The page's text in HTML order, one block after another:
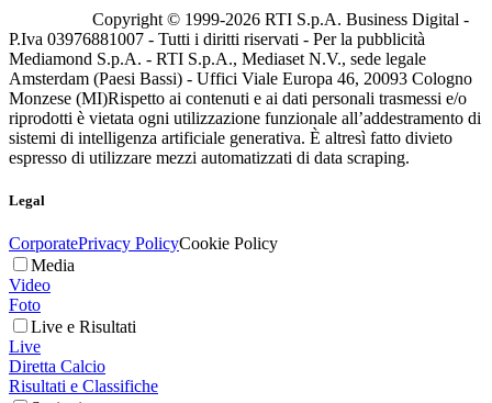
Copyright © 1999-2026 RTI S.p.A. Business Digital -
P.Iva 03976881007 - Tutti i diritti riservati - Per la pubblicità
Mediamond S.p.A. - RTI S.p.A., Mediaset N.V., sede legale
Amsterdam (Paesi Bassi) - Uffici Viale Europa 46, 20093 Cologno
Monzese (MI)Rispetto ai contenuti e ai dati personali trasmessi e/o
riprodotti è vietata ogni utilizzazione funzionale all’addestramento di
sistemi di intelligenza artificiale generativa. È altresì fatto divieto
espresso di utilizzare mezzi automatizzati di data scraping.
Legal
CorporatePrivacy PolicyCookie Policy
Media
Video
Foto
Live e Risultati
Live
Diretta Calcio
Risultati e Classifiche